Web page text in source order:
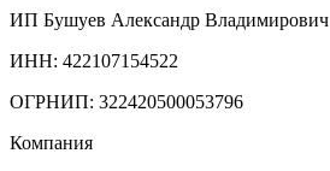
ИП Бушуев Александр Владимирович
ИНН: 422107154522
ОГРНИП: 322420500053796
Компания